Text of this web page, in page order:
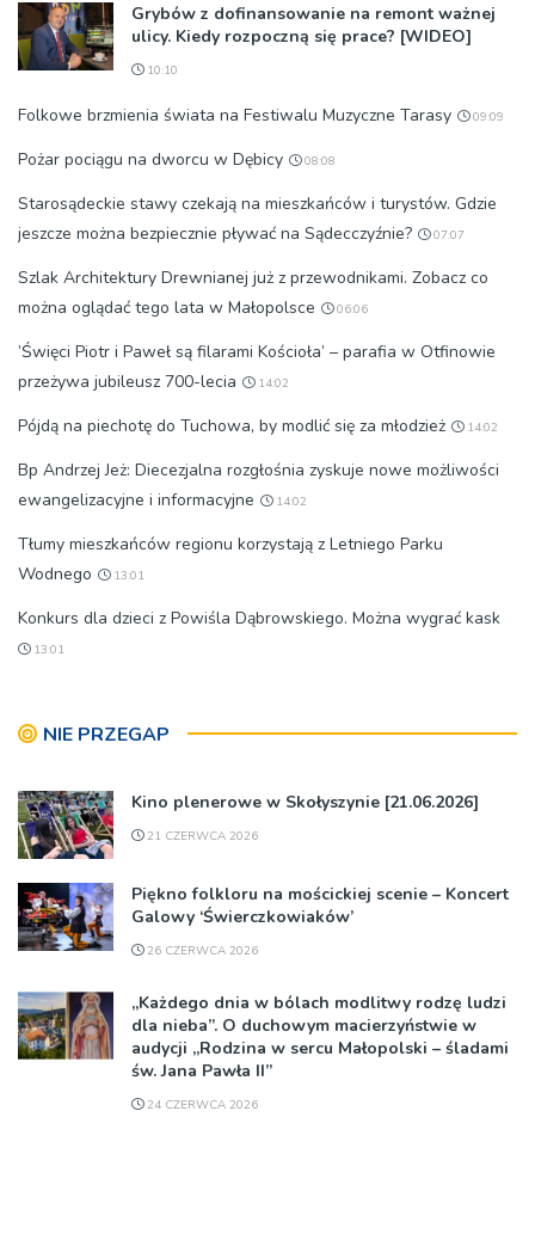
Grybów z dofinansowanie na remont ważnej
ulicy. Kiedy rozpoczną się prace? [WIDEO]
10:10
Folkowe brzmienia świata na Festiwalu Muzyczne Tarasy 09:09
Pożar pociągu na dworcu w Dębicy 08:08
Starosądeckie stawy czekają na mieszkańców i turystów. Gdzie
jeszcze można bezpiecznie pływać na Sądecczyźnie?
07:07
Szlak Architektury Drewnianej już z przewodnikami. Zobacz co
można oglądać tego lata w Małopolsce
06:06
’Święci Piotr i Paweł są filarami Kościoła’ – parafia w Otfinowie
przeżywa jubileusz 700-lecia
14:02
Pójdą na piechotę do Tuchowa, by modlić się za młodzież 14:02
Bp Andrzej Jeż: Diecezjalna rozgłośnia zyskuje nowe możliwości
ewangelizacyjne i informacyjne
14:02
Tłumy mieszkańców regionu korzystają z Letniego Parku
Wodnego
13:01
Konkurs dla dzieci z Powiśla Dąbrowskiego. Można wygrać kask
13:01
NIE PRZEGAP
Kino plenerowe w Skołyszynie [21.06.2026]
21 CZERWCA 2026
Piękno folkloru na mościckiej scenie – Koncert
Galowy ‘Świerczkowiaków’
26 CZERWCA 2026
„Każdego dnia w bólach modlitwy rodzę ludzi
dla nieba”. O duchowym macierzyństwie w
audycji „Rodzina w sercu Małopolski – śladami
św. Jana Pawła II”
24 CZERWCA 2026